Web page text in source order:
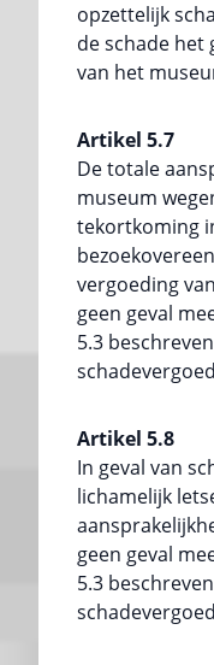
opzettelijk
de schade het
van het
Artikel 5.7
De totale
museum
tekortkoming
vergoeding
geen geval
5.3 beschreven
Artikel 5.8
In geval van
lichamelijk
geen geval
5.3 beschreven